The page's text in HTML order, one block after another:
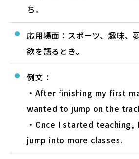
ち。
応用場面：スポーツ、趣味、
欲を語るとき。
例文：
・After finishing my first
wanted to jump on the
・Once I started
jump into more classes.